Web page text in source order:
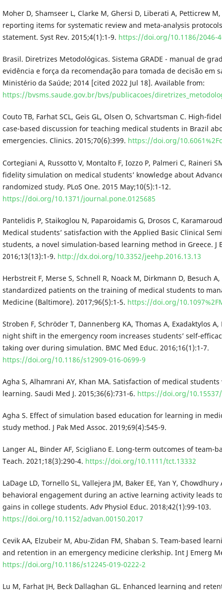
Moher D, Shamseer L, Clarke M, Ghersi D, Liberati A, Petticrew
reporting items for systematic review and meta-analysis
statement. Syst Rev. 2015;4(1):1-9. https://doi.org/10.1186/2046-
Brasil. Diretrizes Metodológicas. Sistema GRADE - manual de
evidência e força da recomendação para tomada de decisão em
Ministério da Saúde; 2014 [cited 2022 Jul 18]. Available from:
https://bvsms.saude.gov.br/bvs/publicacoes/
Couto TB, Farhat SCL, Geis GL, Olsen O, Schvartsman C. High-
case-based discussion for teaching medical students in Brazil
emergencies. Clinics. 2015;70(6):399. https://doi.org/
Cortegiani A, Russotto V, Montalto F, Iozzo P, Palmeri C, Raineri
fidelity simulation on medical students’ knowledge about
randomized study. PLoS One. 2015 May;10(5):1-12.
https://doi.org/10.1371/journal.pone.0125685
Pantelidis P, Staikoglou N, Paparoidamis G, Drosos C,
Medical students’ satisfaction with the Applied Basic Clinical
students, a novel simulation-based learning method in Greece. J
2016;13(13):1-9. http://dx.doi.org/10.3352/jeehp.2016.13.13
Herbstreit F, Merse S, Schnell R, Noack M, Dirkmann D, Besuch
standardized patients on the training of medical students to
Medicine (Baltimore). 2017;96(5):1-5. https://doi.org/
Stroben F, Schröder T, Dannenberg KA, Thomas A, Exadaktylos
night shift in the emergency room increases students’ self-
taking over during simulation. BMC Med Educ. 2016;16(1):1-7.
https://doi.org/10.1186/s12909-016-0699-9
Agha S, Alhamrani AY, Khan MA. Satisfaction of medical
learning. Saudi Med J. 2015;36(6):731-6. https://doi.org/
Agha S. Effect of simulation based education for learning in
study method. J Pak Med Assoc. 2019;69(4):545-9.
Langer AL, Binder AF, Scigliano E. Long-term outcomes of team-
Teach. 2021;18(3):290-4. https://doi.org/10.1111/tct.13332
LaDage LD, Tornello SL, Vallejera JM, Baker EE, Yan Y,
behavioral engagement during an active learning activity leads
gains in college students. Adv Physiol Educ. 2018;42(1):99-103.
https://doi.org/10.1152/advan.00150.2017
Cevik AA, Elzubeir M, Abu-Zidan FM, Shaban S. Team-based
and retention in an emergency medicine clerkship. Int J Emerg
https://doi.org/10.1186/s12245-019-0222-2
Lu M, Farhat JH, Beck Dallaghan GL. Enhanced learning and